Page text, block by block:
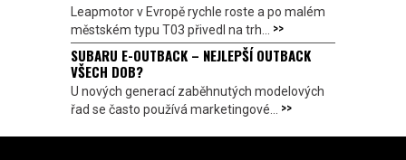
Leapmotor v Evropě rychle roste a po malém
městském typu T03 přivedl na trh... >>
SUBARU E-OUTBACK – NEJLEPŠÍ OUTBACK
VŠECH DOB?
U nových generací zaběhnutých modelových
řad se často používá marketingové... >>